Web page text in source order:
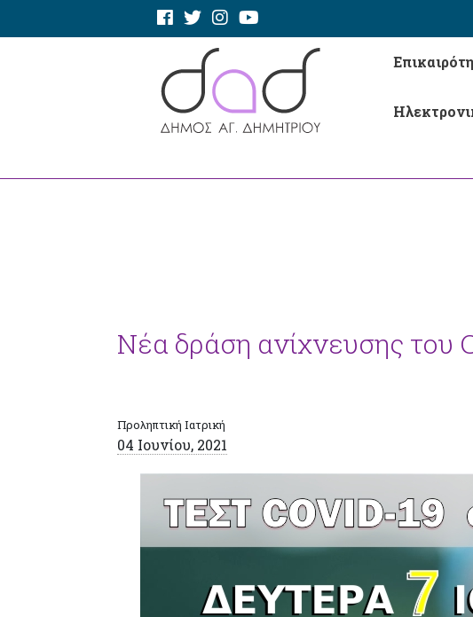
Νέα δράση ανίχνευσης του
Προληπτική Ιατρική
04 Ιουνίου, 2021